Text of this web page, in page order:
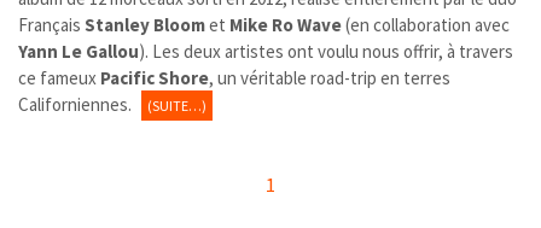
Français Stanley Bloomet Mike Ro Wave(en collaboration avec
Yann Le Gallou). Les deux artistes ont voulu nous offrir, à travers
ce fameux Pacific Shore, un véritable road-trip en terres
Californiennes.
(SUITE…)
1